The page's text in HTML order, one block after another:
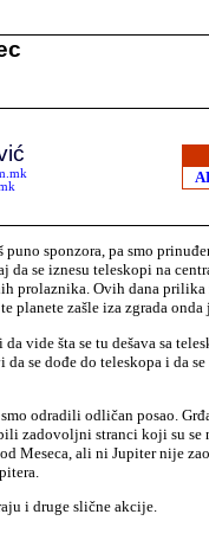
puno sponzora, pa smo
da se iznesu teleskopi na
prolaznika. Ovih dana
planete zašle iza zgrada
vide šta se tu dešava sa
se dođe do teleskopa i da
odradili odličan posao.
zadovoljni stranci koji su se
Meseca, ali ni Jupiter nije
i druge slične akcije.